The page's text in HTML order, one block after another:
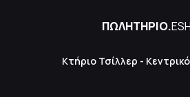
ΠΩΛΗΤΗΡΙΟ.
Κτήριο Τσίλλερ -